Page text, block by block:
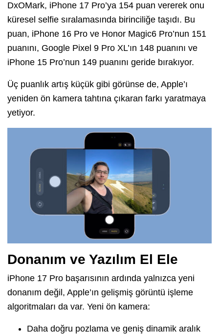
DxOMark, iPhone 17 Pro’ya 154 puan vererek onu
küresel selfie sıralamasında birinciliğe taşıdı. Bu
puan, iPhone 16 Pro ve Honor Magic6 Pro’nun 151
puanını, Google Pixel 9 Pro XL’ın 148 puanını ve
iPhone 15 Pro’nun 149 puanını geride bırakıyor.
Üç puanlık artış küçük gibi görünse de, Apple’ı
yeniden ön kamera tahtına çıkaran farkı yaratmaya
yetiyor.
Donanım ve Yazılım El Ele
iPhone 17 Pro başarısının ardında yalnızca yeni
donanım değil, Apple’ın gelişmiş görüntü işleme
algoritmaları da var. Yeni ön kamera:
Daha doğru pozlama ve geniş dinamik aralık